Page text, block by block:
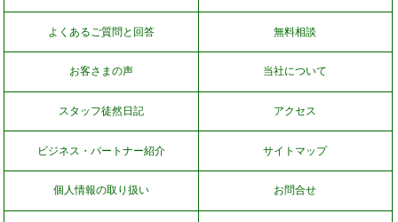
よくあるご質問と回答 無料相談
お客さまの声 当社について
スタッフ徒然日記 アクセス
ビジネス・パートナー紹介 サイトマップ
個人情報の取り扱い お問合せ